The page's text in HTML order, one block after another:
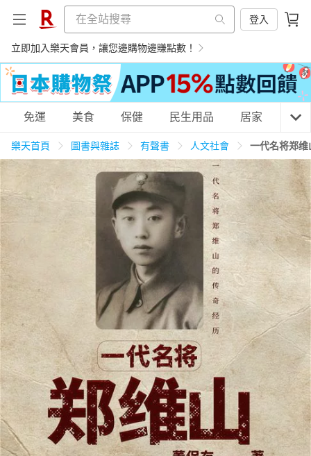
登入
立即加入樂天會員，讓您邊購物邊賺點數！
購物網分類
天天免運 美食蛋糕 養生保健 民生用品
3C家電 運動休閒 親子玩具
男裝 化妝保養 情趣用品
日本購物 電子/紙本書
HOT
免運 美食 保健 民生用品 居家 3C
樂天首頁 圖書與雜誌 有聲書 人文社會 一代名将郑